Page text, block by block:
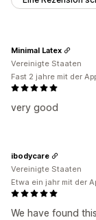
very good
Minimal Latex
Vereinigte Staaten
Fast 2 jahre mit der
We have found
ibodycare
Vereinigte Staaten
Etwa ein jahr mit der